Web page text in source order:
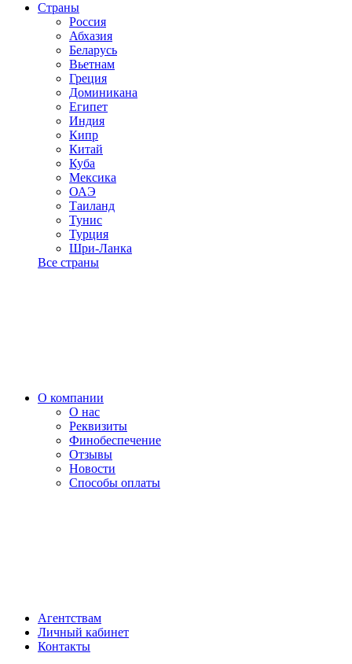
Страны
Россия
Абхазия
Беларусь
Вьетнам
Греция
Доминикана
Египет
Индия
Кипр
Китай
Куба
Мексика
ОАЭ
Таиланд
Тунис
Турция
Шри-Ланка
Все страны
О компании
О нас
Реквизиты
Финобеспечение
Отзывы
Новости
Способы оплаты
Агентствам
Личный кабинет
Контакты